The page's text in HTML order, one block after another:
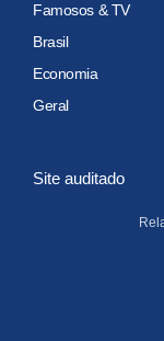
Famosos & TV
Brasil
Economia
Geral
Site auditado